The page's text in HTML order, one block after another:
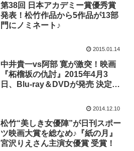
第38回 日本アカデミー賞優秀賞
発表！松竹作品から5作品が13部
門にノミネート♪
2015.01.14
中井貴一vs阿部 寛が激突！映画
『柘榴坂の仇討』2015年4月3
日、Blu-ray＆DVDが発売 決定＋
2014.12.10
松竹“美しき女優陣”が日刊スポー
ツ映画大賞を総なめ♪『紙の月』
宮沢りえさん主演女優賞 受賞！